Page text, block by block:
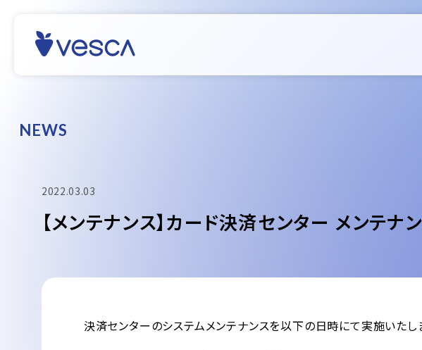
NEWS
2022.03.03
【メンテナンス】カード決済センター メンテナ
決済センターのシステムメンテナンスを以下の日時にて実施いたし